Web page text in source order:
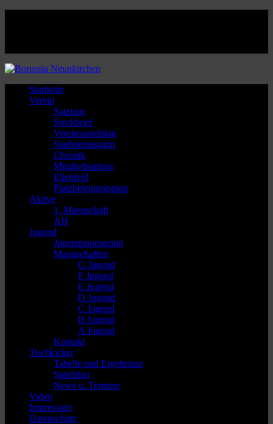
Startseite
Verein
Satzung
Steckbrief
Vereinsspielplan
Stadionmagazin
Chronik
Mitgliedsantrag
Ellenfeld
Platzbelegungsplan
Aktive
1. Mannschaft
AH
Jugend
Jugendsponsoring
Mannschaften
G Jugend
F Jugend
E Jugend
D Jugend
C Jugend
B Jugend
A Jugend
Kontakt
Tischkicker
Tabelle und Ergebnisse
Spielplan
News u. Termine
Video
Impressum
Datenschutz